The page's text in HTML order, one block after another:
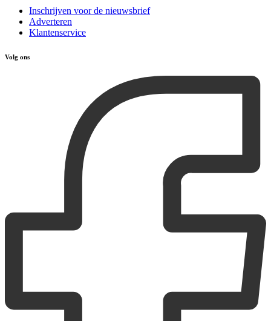
Inschrijven voor de nieuwsbrief
Adverteren
Klantenservice
Volg ons